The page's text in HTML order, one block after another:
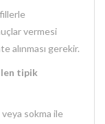
vermesi
alınması gerekir.
tipik
sokma ile